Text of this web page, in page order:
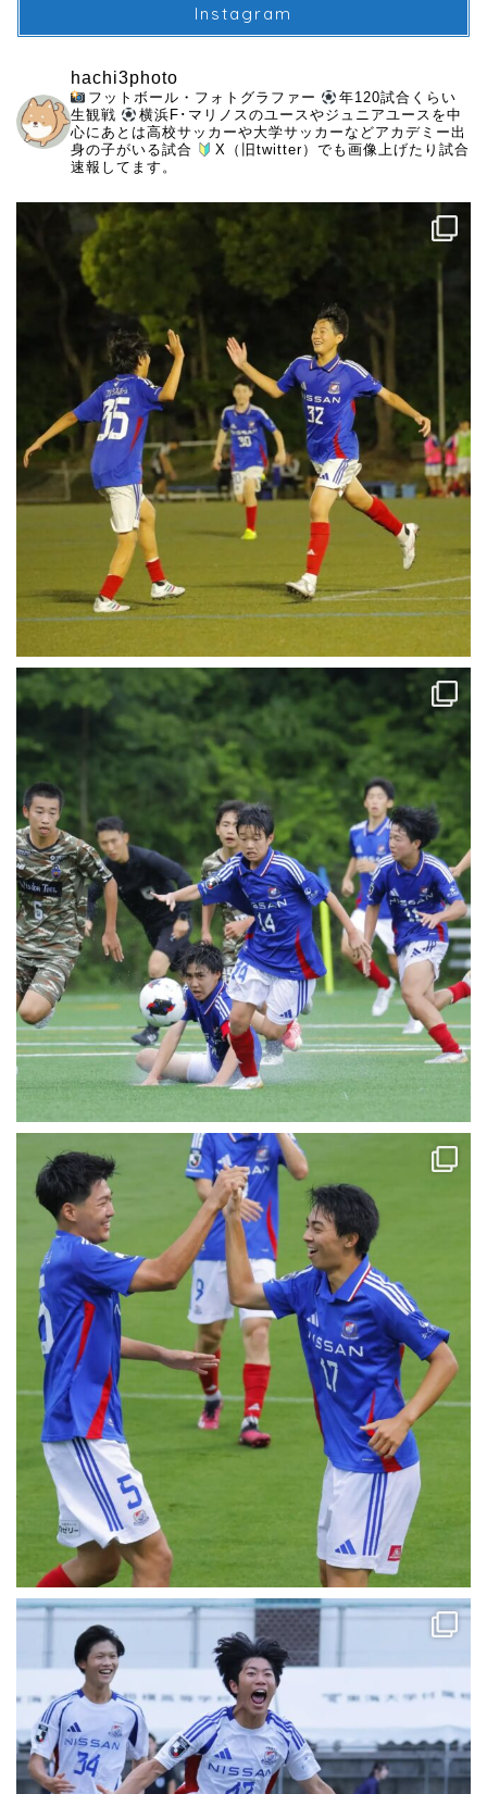
Instagram
hachi3photo
フットボール・フォトグラファー
年120試合くらい
生観戦
横浜F･マリノスのユースやジュニアユースを中
心にあとは高校サッカーや大学サッカーなどアカデミー出
身の子がいる試合
X（旧twitter）でも画像上げたり試合
速報してます。